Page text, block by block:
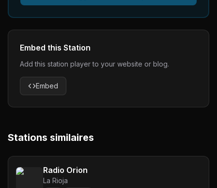
Embed this Station
Add this station player to your website or blog.
Embed
Stations similaires
Radio Orion
La Rioja